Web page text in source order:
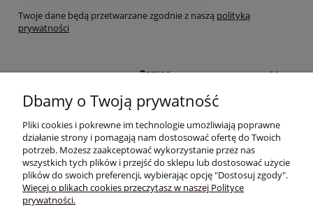
Twoje dane będą przetwarzane zgodnie z naszą polityką
prywatności
Pomoc
Moje konto
Płatności i dostawa
Informacje
Dbamy o Twoją prywatność
Pliki cookies i pokrewne im technologie umożliwiają poprawne
działanie strony i pomagają nam dostosować ofertę do Twoich
potrzeb. Możesz zaakceptować wykorzystanie przez nas
wszystkich tych plików i przejść do sklepu lub dostosować użycie
plików do swoich preferencji, wybierając opcję "Dostosuj zgody".
Więcej o plikach cookies przeczytasz w naszej Polityce
prywatności.